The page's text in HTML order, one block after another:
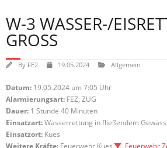
W-3 WASSER-/
GROSS
By FE2 19.05.2024 Allgemein
Datum: 19.05.2024 um 7:05 Uhr
Alarmierungsart: FEZ, ZUG
Dauer: 1 Stunde 40 Minuten
Einsatzart:Wasserrettung in fließendem
Einsatzort: Kues
Weitere Kräfte: Feuerwehr Kues , Feuerwehr